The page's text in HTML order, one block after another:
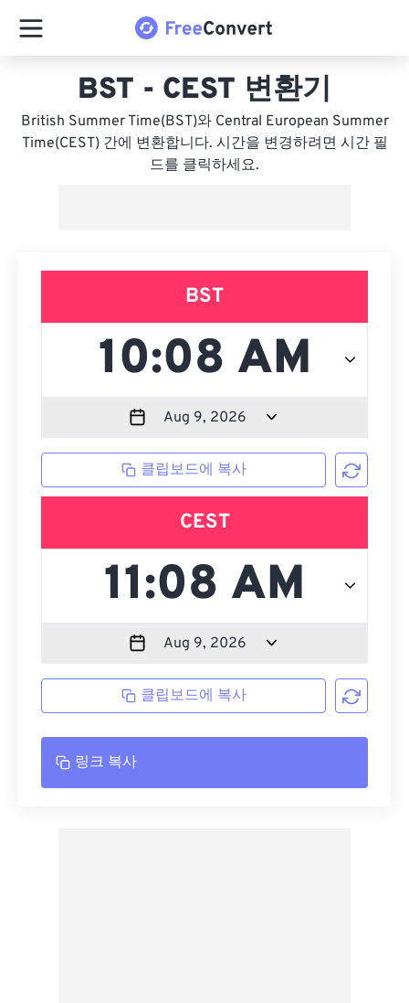
BST - CEST 변환기
British Summer Time(BST)와 Central European Summer
Time(CEST) 간에 변환합니다. 시간을 변경하려면 시간 필
드를 클릭하세요.
BST
클립보드에 복사
CEST
클립보드에 복사
링크 복사